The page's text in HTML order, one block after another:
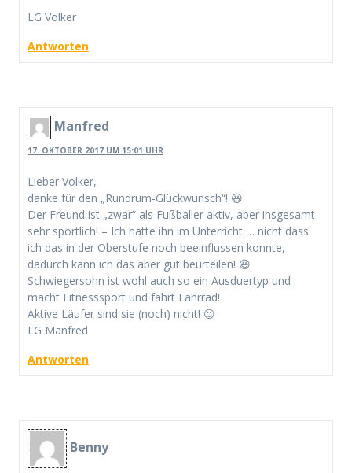
LG Volker
Antworten
Manfred
17. OKTOBER 2017 UM 15:01 UHR
Lieber Volker,
danke für den „Rundrum-Glückwunsch“! 😆
Der Freund ist „zwar“ als Fußballer aktiv, aber insgesamt
sehr sportlich! – Ich hatte ihn im Unterricht … nicht dass
ich das in der Oberstufe noch beeinflussen konnte,
dadurch kann ich das aber gut beurteilen! 😆
Schwiegersohn ist wohl auch so ein Ausduertyp und
macht Fitnesssport und fährt Fahrrad!
Aktive Läufer sind sie (noch) nicht! 😉
LG Manfred
Antworten
Benny